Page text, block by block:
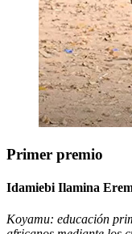
Primer premio
Idamiebi Ilamina
Koyamu: educación